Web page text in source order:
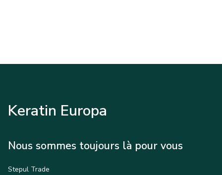
Keratin Europa
Nous sommes toujours là pour vous
Stepul Trade